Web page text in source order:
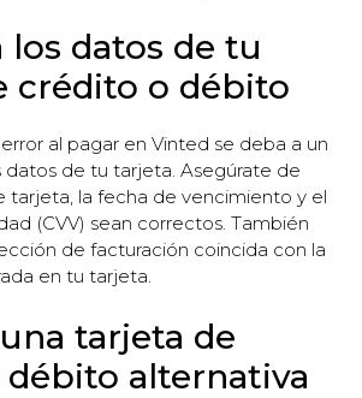
los datos de tu
crédito o débito
al pagar en Vinted se deba a un
datos de tu tarjeta. Asegúrate de
tarjeta, la fecha de vencimiento y el
(CVV) sean correctos. También
de facturación coincida con la
en tu tarjeta.
tarjeta de
alternativa